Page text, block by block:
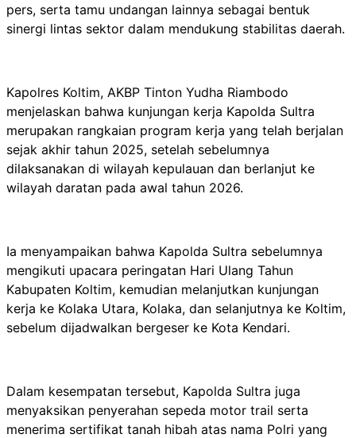
pers, serta tamu undangan lainnya sebagai bentuk
sinergi lintas sektor dalam mendukung stabilitas daerah.
Kapolres Koltim, AKBP Tinton Yudha Riambodo
menjelaskan bahwa kunjungan kerja Kapolda Sultra
merupakan rangkaian program kerja yang telah berjalan
sejak akhir tahun 2025, setelah sebelumnya
dilaksanakan di wilayah kepulauan dan berlanjut ke
wilayah daratan pada awal tahun 2026.
Ia menyampaikan bahwa Kapolda Sultra sebelumnya
mengikuti upacara peringatan Hari Ulang Tahun
Kabupaten Koltim, kemudian melanjutkan kunjungan
kerja ke Kolaka Utara, Kolaka, dan selanjutnya ke Koltim,
sebelum dijadwalkan bergeser ke Kota Kendari.
Dalam kesempatan tersebut, Kapolda Sultra juga
menyaksikan penyerahan sepeda motor trail serta
menerima sertifikat tanah hibah atas nama Polri yang